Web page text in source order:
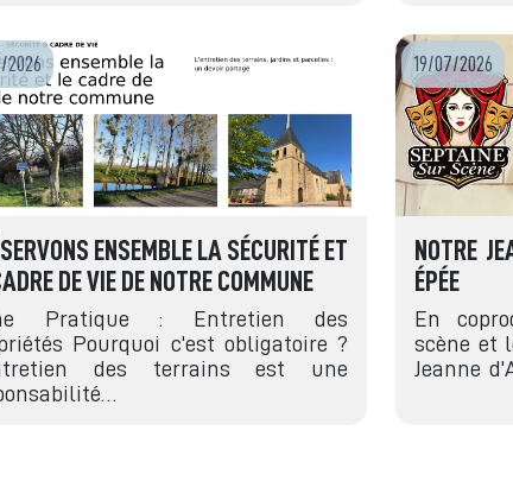
2026
ENSEMBLE LA SÉCURITÉ ET
DE VIE DE NOTRE COMMUNE
Pratique : Entretien des
Pourquoi c'est obligatoire ?
des terrains est une
19/07/2026
NOTRE
ÉPÉE
En
scène et
Jeanne